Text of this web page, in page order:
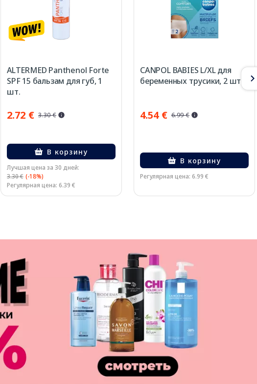
ALTERMED Panthenol Forte
SPF 15 бальзам для губ, 1
шт.
2.72 € 3.30 €
В корзину
Лучшая цена за 30 дней:
3.30 € (-18%)
Регулярная цена: 6.39 €
CANPOL BABIES L/XL для
беременных трусики, 2 шт.
4.54 € 6.99 €
В корзину
Регулярная цена: 6.99 €